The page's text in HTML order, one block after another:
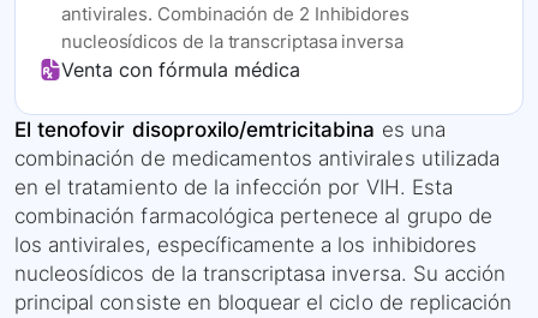
antivirales. Combinación de 2 Inhibidores
nucleosídicos de la transcriptasa inversa
Venta con fórmula médica
El tenofovir disoproxilo/emtricitabina es una
combinación de medicamentos antivirales utilizada
en el tratamiento de la infección por VIH. Esta
combinación farmacológica pertenece al grupo de
los antivirales, específicamente a los inhibidores
nucleosídicos de la transcriptasa inversa. Su acción
principal consiste en bloquear el ciclo de replicación